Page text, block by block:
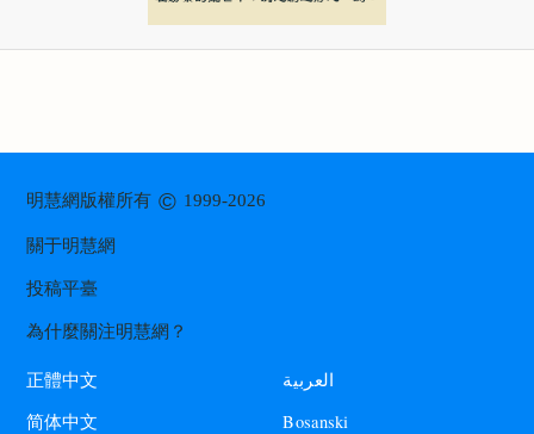
明慧網版權所有© 1999-2026
關于明慧網
投稿平臺
為什麼關注明慧網？
正體中文
简体中文
العربية
Bosanski